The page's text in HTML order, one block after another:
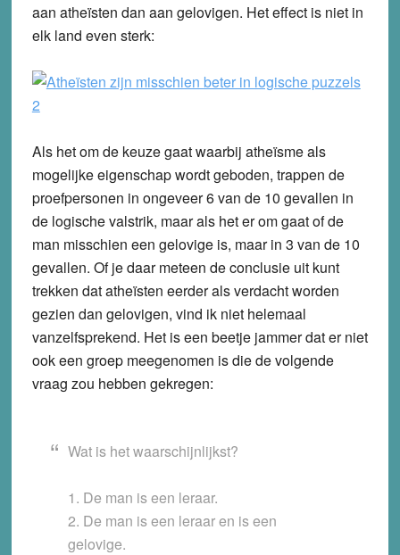
aan atheïsten dan aan gelovigen. Het effect is niet in
elk land even sterk:
Als het om de keuze gaat waarbij atheïsme als
mogelijke eigenschap wordt geboden, trappen de
proefpersonen in ongeveer 6 van de 10 gevallen in
de logische valstrik, maar als het er om gaat of de
man misschien een gelovige is, maar in 3 van de 10
gevallen. Of je daar meteen de conclusie uit kunt
trekken dat atheïsten eerder als verdacht worden
gezien dan gelovigen, vind ik niet helemaal
vanzelfsprekend. Het is een beetje jammer dat er niet
ook een groep meegenomen is die de volgende
vraag zou hebben gekregen:
Wat is het waarschijnlijkst?
1. De man is een leraar.
2. De man is een leraar en is een
gelovige.